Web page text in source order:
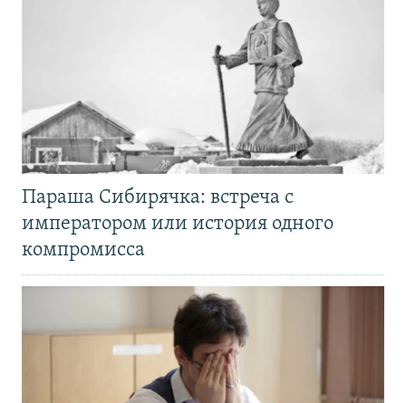
Параша Сибирячка: встреча с
императором или история одного
компромисса